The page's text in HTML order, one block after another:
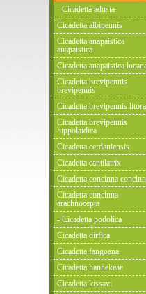
- Cicadetta adusta
Cicadetta albipennis
Cicadetta anapaistica
anapaistica
Cicadetta anapaistica
Cicadetta brevipennis
brevipennis
Cicadetta brevipennis
Cicadetta brevipennis
hippolaidica
Cicadetta cerdaniensis
Cicadetta cantilatrix
Cicadetta concinna
Cicadetta concinna
arachnocepta
- Cicadetta podolica
Cicadetta dirfica
Cicadetta fangoana
Cicadetta hannekeae
Cicadetta kissavi